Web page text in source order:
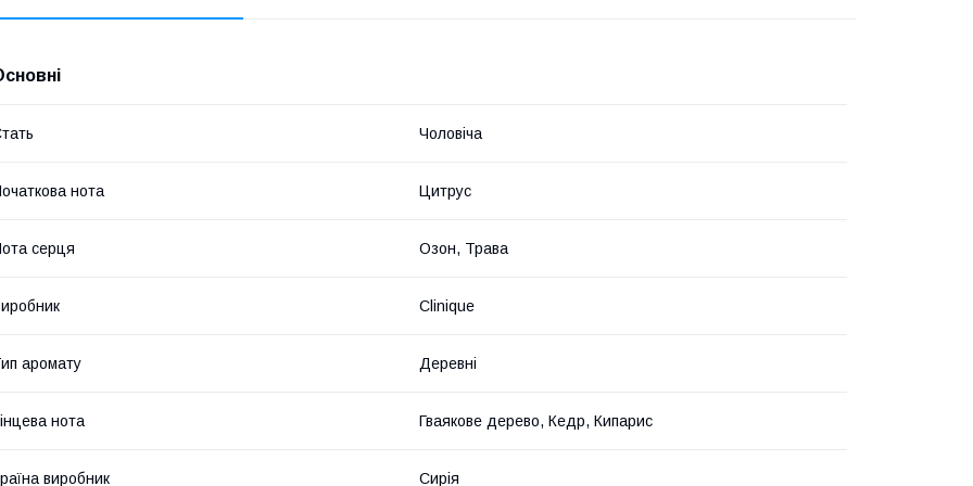
Чоловіча
нота Цитрус
серця Озон, Трава
Clinique
аромату Деревні
нота Гваякове дерево, Кедр, Кипарис
виробник Сирія